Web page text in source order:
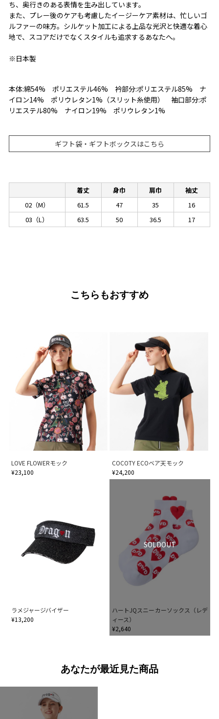
ち、奥行きのある表情を生み出しています。
また、プレー後のケアも考慮したイージーケア素材は、忙しいゴ
ルファーの味方。シルケット加工による上品な光沢と快適な着心
地で、スコアだけでなくスタイルも追求するあなたへ。
※日本製
本体:綿54% ポリエステル46% 衿部分:ポリエステル85% ナ
イロン14% ポリウレタン1%（スリット糸使用） 袖口部分:ポ
リエステル80% ナイロン19% ポリウレタン1%
ギフト袋・ギフトボックスはこちら
着丈 身巾 肩巾
袖丈
02（M）
61.5 47 35
16
03（L）
63.5 50 36.5 17
こちらもおすすめ
LOVE FLOWERモック
¥23,100
COCOTY ECOベア天モック
¥24,200
ラメジャージバイザー
¥13,200
SOLDOUT
ハートJQスニーカーソックス（レデ
ィース）
¥2,640
あなたが最近見た商品